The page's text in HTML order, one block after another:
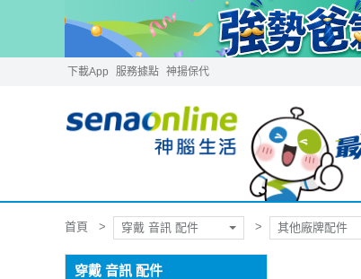
下載App 服務據點 神揚保代
首頁 穿戴 音訊 配件 其他廠牌配件
穿戴 音訊 配件